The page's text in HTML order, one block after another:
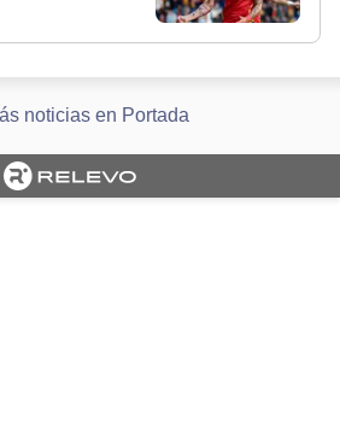
noticias en Portada